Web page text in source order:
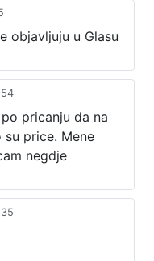
objavljuju u Glasu
pricanju da na
price. Mene
negdje